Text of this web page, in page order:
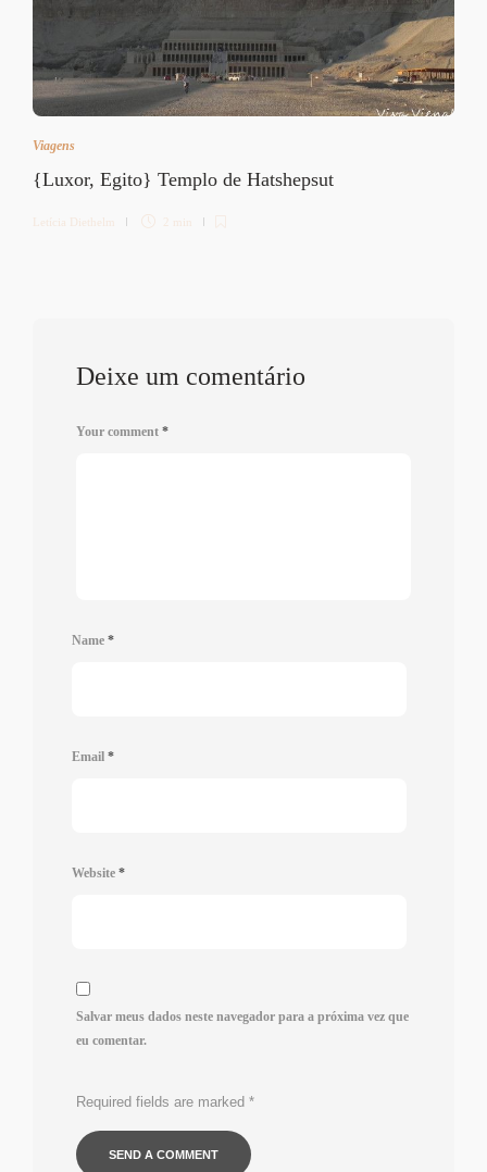
Viagens
{Luxor, Egito} Templo de Hatshepsut
Letícia Diethelm 2 min
Deixe um comentário
Your comment *
Name *
Email *
Website *
Salvar meus dados neste navegador para a próxima vez que
eu comentar.
Required fields are marked *